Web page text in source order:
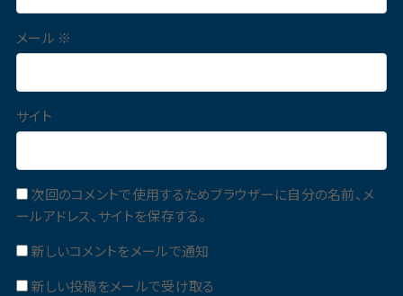
メール ※
サイト
次回のコメントで使用するためブラウザーに自分の名前、メ
ールアドレス、サイトを保存する。
新しいコメントをメールで通知
新しい投稿をメールで受け取る